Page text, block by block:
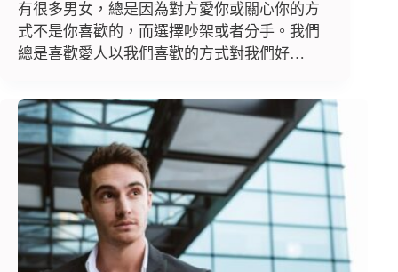
有很多男女，總是因為對方愛你或關心你的方
式不是你喜歡的，而選擇吵架或者分手。我們
總是喜歡愛人以我們喜歡的方式對我們好…